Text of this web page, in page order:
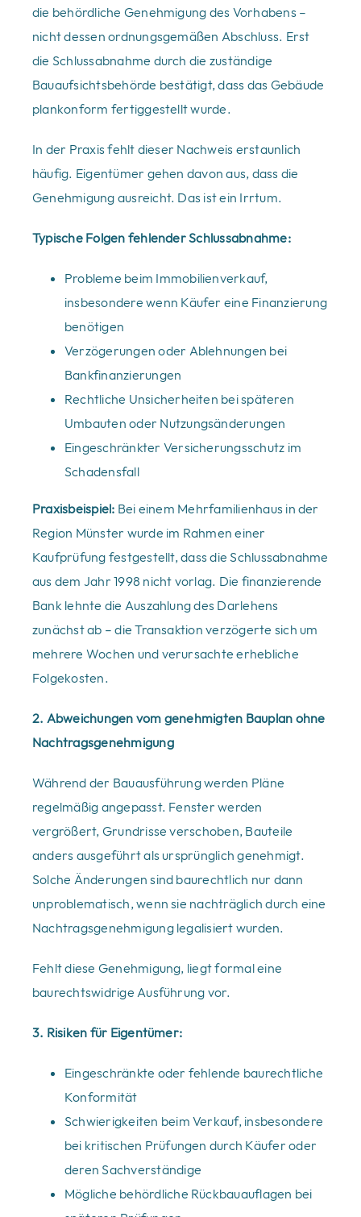
die behördliche Genehmigung des Vorhabens –
nicht dessen ordnungsgemäßen Abschluss. Erst
die Schlussabnahme durch die zuständige
Bauaufsichtsbehörde bestätigt, dass das Gebäude
plankonform fertiggestellt wurde.
In der Praxis fehlt dieser Nachweis erstaunlich
häufig. Eigentümer gehen davon aus, dass die
Genehmigung ausreicht. Das ist ein Irrtum.
Typische Folgen fehlender Schlussabnahme:
Probleme beim Immobilienverkauf,
insbesondere wenn Käufer eine Finanzierung
benötigen
Verzögerungen oder Ablehnungen bei
Bankfinanzierungen
Rechtliche Unsicherheiten bei späteren
Umbauten oder Nutzungsänderungen
Eingeschränkter Versicherungsschutz im
Schadensfall
Praxisbeispiel: Bei einem Mehrfamilienhaus in der
Region Münster wurde im Rahmen einer
Kaufprüfung festgestellt, dass die Schlussabnahme
aus dem Jahr 1998 nicht vorlag. Die finanzierende
Bank lehnte die Auszahlung des Darlehens
zunächst ab – die Transaktion verzögerte sich um
mehrere Wochen und verursachte erhebliche
Folgekosten.
2. Abweichungen vom genehmigten Bauplan ohne
Nachtragsgenehmigung
Während der Bauausführung werden Pläne
regelmäßig angepasst. Fenster werden
vergrößert, Grundrisse verschoben, Bauteile
anders ausgeführt als ursprünglich genehmigt.
Solche Änderungen sind baurechtlich nur dann
unproblematisch, wenn sie nachträglich durch eine
Nachtragsgenehmigung legalisiert wurden.
Fehlt diese Genehmigung, liegt formal eine
baurechtswidrige Ausführung vor.
3. Risiken für Eigentümer:
Eingeschränkte oder fehlende baurechtliche
Konformität
Schwierigkeiten beim Verkauf, insbesondere
bei kritischen Prüfungen durch Käufer oder
deren Sachverständige
Mögliche behördliche Rückbauauflagen bei